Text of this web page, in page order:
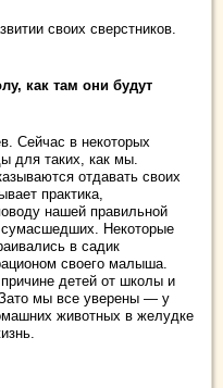
своих сверстников.
как там они будут
Сейчас в некоторых
для таких, как мы.
отдавать своих
практика,
нашей правильной
Некоторые
в садик
своего малыша.
детей от школы и
мы все уверены — у
животных в желудке